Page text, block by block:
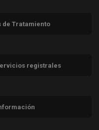
de Tratamiento
registrales